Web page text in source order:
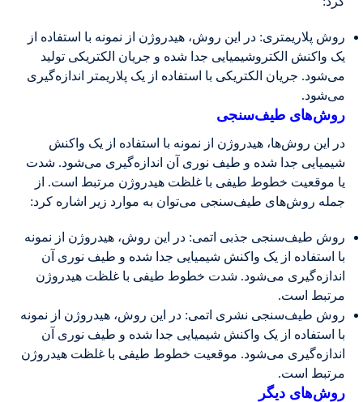
روش پلاریمتری: در این روش، هیدروژن از نمونه با استفاده از
یک واکنش الکتروشیمیایی جدا شده و جریان الکتریکی تولید
می‌شود. جریان الکتریکی با استفاده از یک پلاریمتر اندازه‌گیری
می‌شود.
روش‌های طیف‌سنجی
در این روش‌ها، هیدروژن از نمونه با استفاده از یک واکنش
شیمیایی جدا شده و طیف نوری آن اندازه‌گیری می‌شود. شدت
یا موقعیت خطوط طیفی با غلظت هیدروژن مرتبط است. از
جمله روش‌های طیف‌سنجی می‌توان به موارد زیر اشاره کرد:
روش طیف‌سنجی جذبی اتمی: در این روش، هیدروژن از نمونه
با استفاده از یک واکنش شیمیایی جدا شده و طیف نوری آن
اندازه‌گیری می‌شود. شدت خطوط طیفی با غلظت هیدروژن
مرتبط است.
روش طیف‌سنجی نشری اتمی: در این روش، هیدروژن از نمونه
با استفاده از یک واکنش شیمیایی جدا شده و طیف نوری آن
اندازه‌گیری می‌شود. موقعیت خطوط طیفی با غلظت هیدروژن
مرتبط است.
روش‌های دیگر